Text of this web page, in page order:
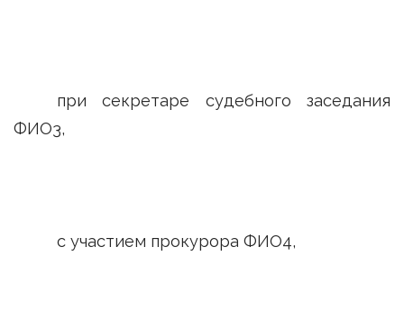
при секретаре судебного заседания
ФИО3,
с участием прокурора ФИО4,